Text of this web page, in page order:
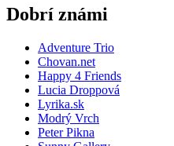
Dobrí známi
Adventure Trio
Chovan.net
Happy 4 Friends
Lucia Droppová
Lyrika.sk
Modrý Vrch
Peter Pikna